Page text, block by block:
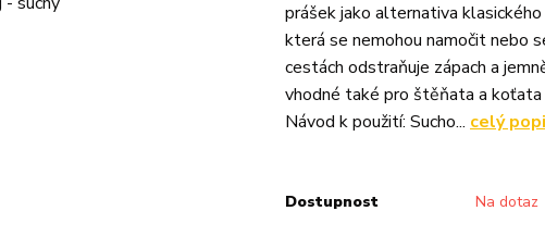
prášek jako alternativa
která se nemohou namočit nebo
cestách odstraňuje zápach a
vhodné také pro štěňata a
Návod k použití: Sucho... celý
Dostupnost Na dotaz